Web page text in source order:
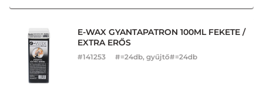
E-WAX GYANTAPATRON 100ML FEKETE /
EXTRA ERŐS
#141253 #=24db, gyűjtő#=24db